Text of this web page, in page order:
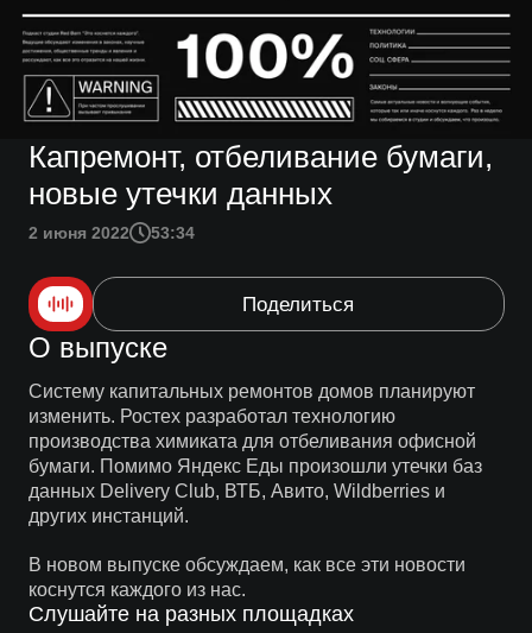
Капремонт, отбеливание бумаги,
новые утечки данных
2 июня 2022 53:34
Поделиться
О выпуске
Систему капитальных ремонтов домов планируют
изменить. Ростех разработал технологию
производства химиката для отбеливания офисной
бумаги. Помимо Яндекс Еды произошли утечки баз
данных Delivery Club, ВТБ, Авито, Wildberries и
других инстанций.
В новом выпуске обсуждаем, как все эти новости
коснутся каждого из нас.
Слушайте на разных площадках